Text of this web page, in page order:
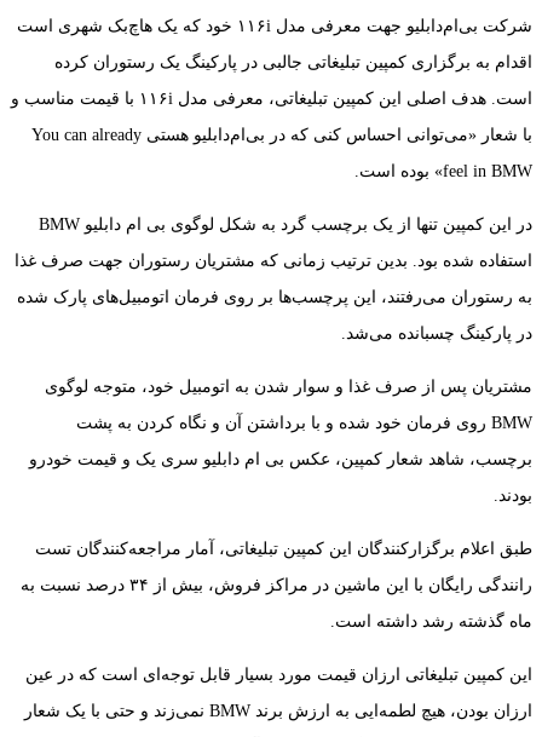
شرکت بی‌ام‌دابلیو جهت معرفی مدل ۱۱۶i خود که یک هاچ‌بک شهری است
اقدام به برگزاری کمپین تبلیغاتی جالبی در پارکینگ یک رستوران کرده
است. هدف اصلی این کمپین تبلیغاتی، معرفی مدل ۱۱۶i با قیمت مناسب و
با شعار «می‌توانی احساس کنی که در بی‌ام‌دابلیو هستی You can already
feel in BMW» بوده است.
در این کمپین تنها از یک برچسب گرد به شکل لوگوی بی ام دابلیو BMW
استفاده شده بود. بدین ترتیب زمانی که مشتریان رستوران جهت صرف غذا
به رستوران می‌رفتند، این پرچسب‌ها بر روی فرمان اتومبیل‌های پارک شده
در پارکینگ چسبانده می‌شد.
مشتریان پس از صرف غذا و سوار شدن به اتومبیل خود، متوجه لوگوی
BMW روی فرمان خود شده و با برداشتن آن و نگاه کردن به پشت
برچسب، شاهد شعار کمپین، عکس بی ام دابلیو سری یک و قیمت خودرو
بودند.
طبق اعلام برگزارکنندگان این کمپین تبلیغاتی، آمار مراجعه‌کنندگان تست
رانندگی رایگان با این ماشین در مراکز فروش، بیش از ۳۴ درصد نسبت به
ماه گذشته رشد داشته است.
این کمپین تبلیغاتی ارزان قیمت مورد بسیار قابل توجه‌ای است که در عین
ارزان بودن، هیچ لطمه‌ایی به ارزش برند BMW نمی‌زند و حتی با یک شعار